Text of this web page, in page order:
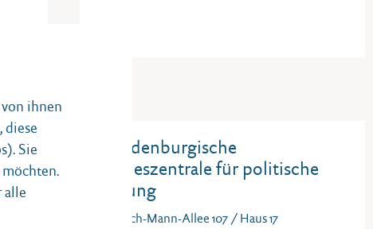
für
Brandenburgische
Landeszentrale für politische
Bildung
Heinrich-Mann-Allee 107 / Haus 17
ihnen
diese
Sie
alle